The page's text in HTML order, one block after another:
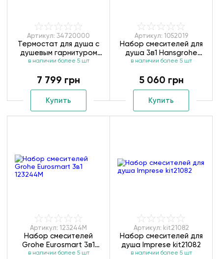
Артикул: 34720000
Термостат для душа с
душевым гарнитуром
Grohe Grohtherm
в наличии более 5 шт
7 799 грн
Купить
Артикул: 1052019
Набор смесителей для
душа 3в1 Hansgrohe
Logis Loop 1052019
в наличии более 5 шт
5 060 грн
Купить
Артикул: 123244M
Набор смесителей
Grohe Eurosmart 3в1
123244M
в наличии более 5 шт
Артикул: kit21082
Набор смесителей для
душа Imprese kit21082
в наличии более 5 шт